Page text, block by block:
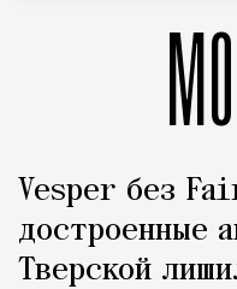
Vesper без
достроенные
Тверской